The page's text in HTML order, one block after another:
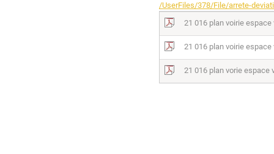
/UserFiles/378/File/arrete-
21 016 plan voirie
21 016 plan voirie
21 016 plan vorie espace